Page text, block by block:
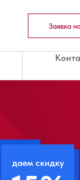
Заявка
даем скидку